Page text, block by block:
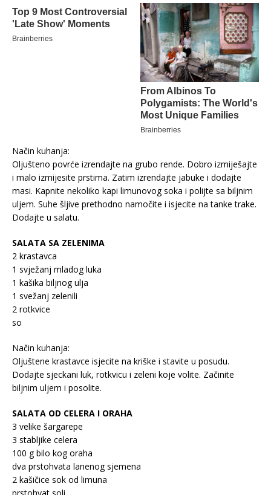
Način kuhanja:
Oljušteno povrće izrendajte na grubo rende. Dobro izmiješajte
i malo izmijesite prstima. Zatim izrendajte jabuke i dodajte
masi. Kapnite nekoliko kapi limunovog soka i polijte sa biljnim
uljem. Suhe šljive prethodno namočite i isjecite na tanke trake.
Dodajte u salatu.
SALATA SA ZELENIMA
2 krastavca
1 svježanj mladog luka
1 kašika biljnog ulja
1 svežanj zelenili
2 rotkvice
so
Način kuhanja:
Oljuštene krastavce isjecite na kriške i stavite u posudu.
Dodajte sjeckani luk, rotkvicu i zeleni koje volite. Začinite
biljnim uljem i posolite.
SALATA OD CELERA I ORAHA
3 velike šargarepe
3 stabljike celera
100 g bilo kog oraha
dva prstohvata lanenog sjemena
2 kašičice sok od limuna
prstohvat soli